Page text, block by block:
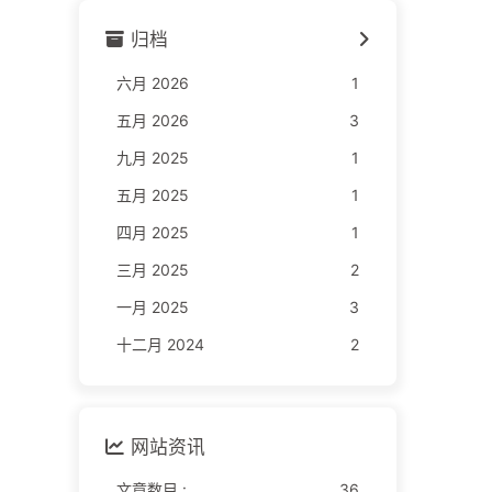
归档
六月 2026
1
五月 2026
3
九月 2025
1
五月 2025
1
四月 2025
1
三月 2025
2
一月 2025
3
十二月 2024
2
网站资讯